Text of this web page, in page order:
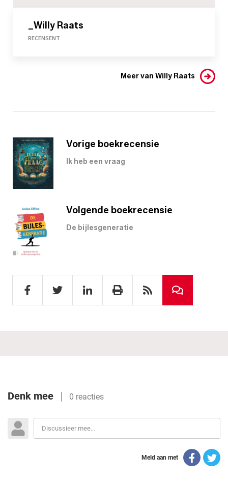
_Willy Raats
RECENSENT
Meer van Willy Raats
Vorige boekrecensie
Ik heb een vraag
Volgende boekrecensie
De bijlesgeneratie